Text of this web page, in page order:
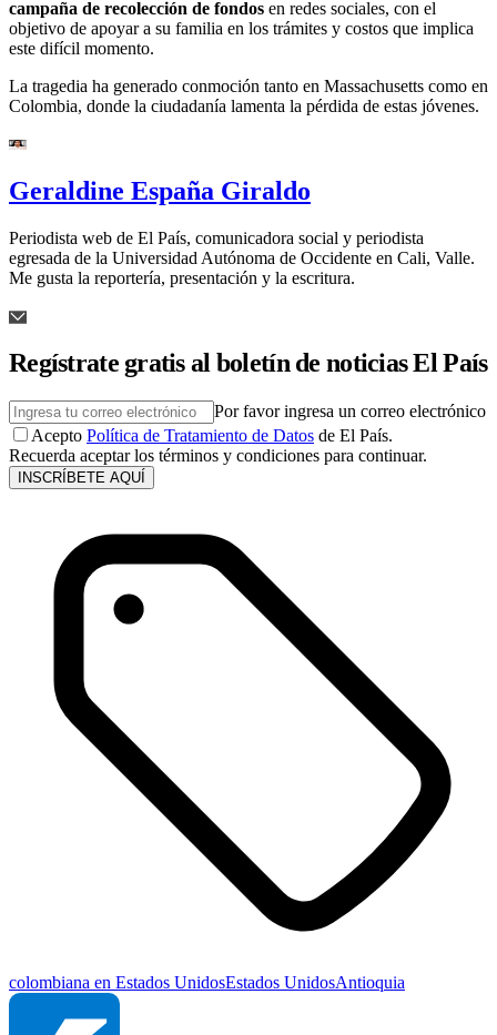
campaña de recolección de fondos en redes sociales, con el
objetivo de apoyar a su familia en los trámites y costos que implica
este difícil momento.
La tragedia ha generado conmoción tanto en Massachusetts como en
Colombia, donde la ciudadanía lamenta la pérdida de estas jóvenes.
Geraldine España Giraldo
Periodista web de El País, comunicadora social y periodista
egresada de la Universidad Autónoma de Occidente en Cali, Valle.
Me gusta la reportería, presentación y la escritura.
Regístrate gratis al boletín de noticias El País
Por favor ingresa un correo electrónico
Acepto Política de Tratamiento de Datos de El País.
Recuerda aceptar los términos y condiciones para continuar.
INSCRÍBETE AQUÍ
colombiana en Estados UnidosEstados UnidosAntioquia